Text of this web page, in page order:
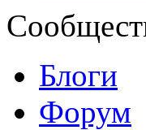
Блоги
Форум